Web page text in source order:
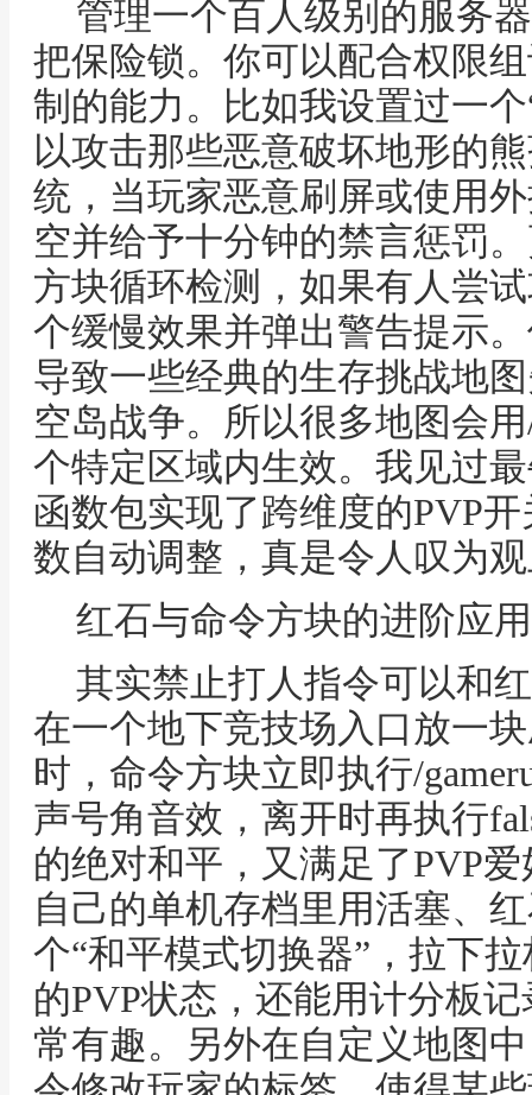
管理一个百人级别的服务
把保险锁。你可以配合权限
制的能力。比如我设置过一
以攻击那些恶意破坏地形的
统，当玩家恶意刷屏或使用
空并给予十分钟的禁言惩罚
方块循环检测，如果有人尝
个缓慢效果并弹出警告提示
导致一些经典的生存挑战地
空岛战争。所以很多地图会用
个特定区域内生效。我见过
函数包实现了跨维度的PVP
数自动调整，真是令人叹为
红石与命令方块的进阶应用
其实禁止打人指令可以和
在一个地下竞技场入口放一
时，命令方块立即执行/
声号角音效，离开时再执行
的绝对和平，又满足了PVP
自己的单机存档里用活塞、
个“和平模式切换器”，拉下
的PVP状态，还能用计分板
常有趣。另外在自定义地图中